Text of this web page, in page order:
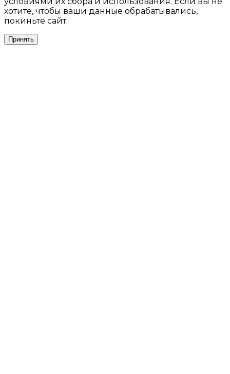
хотите, чтобы ваши данные обрабатывались,
покиньте сайт.
Принять